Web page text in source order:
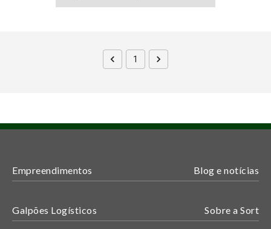
1
Empreendimentos Blog e notícias
Galpões Logísticos Sobre a Sort